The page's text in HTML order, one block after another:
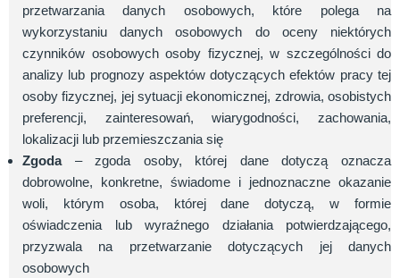
przetwarzania danych osobowych, które polega na
wykorzystaniu danych osobowych do oceny niektórych
czynników osobowych osoby fizycznej, w szczególności do
analizy lub prognozy aspektów dotyczących efektów pracy tej
osoby fizycznej, jej sytuacji ekonomicznej, zdrowia, osobistych
preferencji, zainteresowań, wiarygodności, zachowania,
lokalizacji lub przemieszczania się
Zgoda– zgoda osoby, której dane dotyczą oznacza
dobrowolne, konkretne, świadome i jednoznaczne okazanie
woli, którym osoba, której dane dotyczą, w formie
oświadczenia lub wyraźnego działania potwierdzającego,
przyzwala na przetwarzanie dotyczących jej danych
osobowych